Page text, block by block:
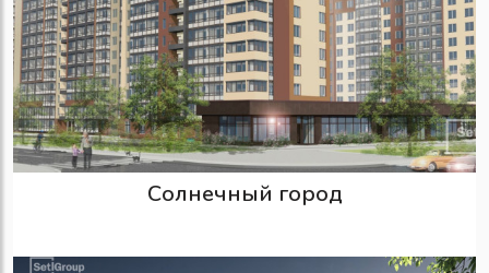
Солнечный город